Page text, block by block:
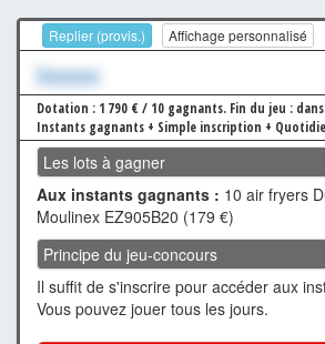
Replier (provis.) Affichage personnalisé
Xxxxxxx
Dotation : 1 790 € / 10 gagnants. Fin du jeu :
Instants gagnants + Simple inscription +
Les lots à gagner
Aux instants gagnants : 10 air fryers
Moulinex EZ905B20 (179 €)
Principe du jeu-concours
Il suffit de s'inscrire pour accéder aux
Vous pouvez jouer tous les jours.